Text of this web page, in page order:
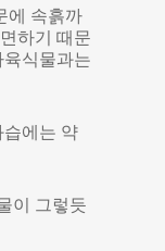
에 속흙까
하기 때문
식물과는
습에는 약
이 그렇듯